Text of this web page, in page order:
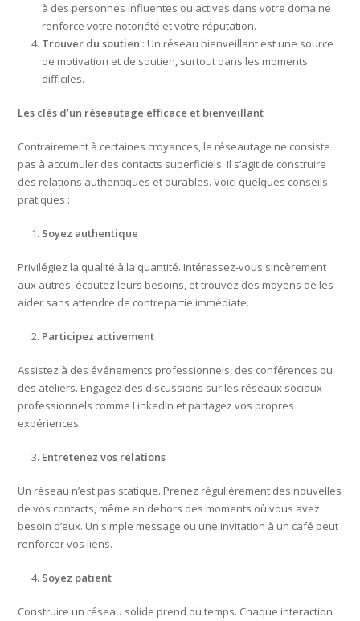
à des personnes influentes ou actives dans votre domaine
renforce votre notoriété et votre réputation.
Trouver du soutien : Un réseau bienveillant est une source
de motivation et de soutien, surtout dans les moments
difficiles.
Les clés d’un réseautage efficace et bienveillant
Contrairement à certaines croyances, le réseautage ne consiste
pas à accumuler des contacts superficiels. Il s’agit de construire
des relations authentiques et durables. Voici quelques conseils
pratiques :
Soyez authentique
Privilégiez la qualité à la quantité. Intéressez-vous sincèrement
aux autres, écoutez leurs besoins, et trouvez des moyens de les
aider sans attendre de contrepartie immédiate.
Participez activement
Assistez à des événements professionnels, des conférences ou
des ateliers. Engagez des discussions sur les réseaux sociaux
professionnels comme LinkedIn et partagez vos propres
expériences.
Entretenez vos relations
Un réseau n’est pas statique. Prenez régulièrement des nouvelles
de vos contacts, même en dehors des moments où vous avez
besoin d’eux. Un simple message ou une invitation à un café peut
renforcer vos liens.
Soyez patient
Construire un réseau solide prend du temps. Chaque interaction